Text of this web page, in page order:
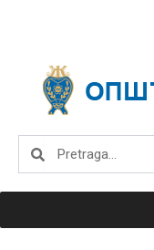
Search